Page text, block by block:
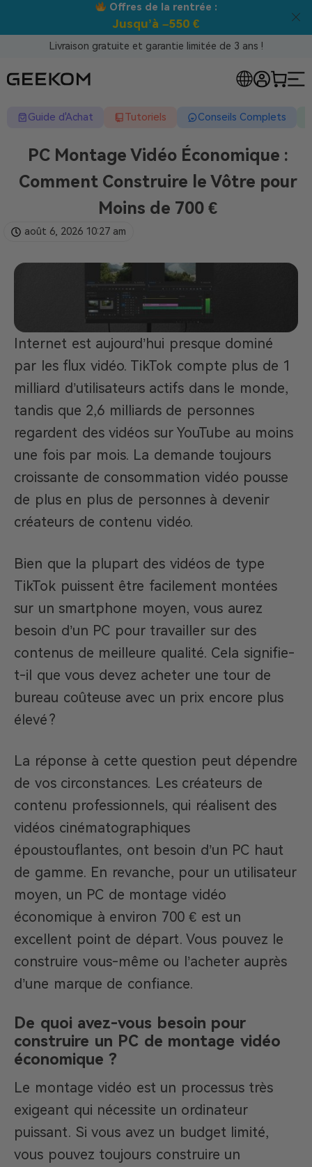
Meilleur prix garanti tous canaux !
Livraison gratuite et garantie limitée de 3 ans !
Guide d'Achat Tutoriels Conseils Complets
PC Montage Vidéo Économique :
Comment Construire le Vôtre pour
Moins de 700 €
août 6, 2026 10:27 am
Internet est aujourd’hui presque dominé
par les flux vidéo. TikTok compte plus de 1
milliard d’utilisateurs actifs dans le monde,
tandis que 2,6 milliards de personnes
regardent des vidéos sur YouTube au moins
une fois par mois. La demande toujours
croissante de consommation vidéo pousse
de plus en plus de personnes à devenir
créateurs de contenu vidéo.
Bien que la plupart des vidéos de type
TikTok puissent être facilement montées
sur un smartphone moyen, vous aurez
besoin d’un PC pour travailler sur des
contenus de meilleure qualité. Cela signifie-
t-il que vous devez acheter une tour de
bureau coûteuse avec un prix encore plus
élevé ?
La réponse à cette question peut dépendre
de vos circonstances. Les créateurs de
contenu professionnels, qui réalisent des
vidéos cinématographiques
époustouflantes, ont besoin d’un PC haut
de gamme. En revanche, pour un utilisateur
moyen, un PC de montage vidéo
économique à environ 700 € est un
excellent point de départ. Vous pouvez le
construire vous-même ou l’acheter auprès
d’une marque de confiance.
De quoi avez-vous besoin pour
construire un PC de montage vidéo
économique ?
Le montage vidéo est un processus très
exigeant qui nécessite un ordinateur
puissant. Si vous avez un budget limité,
vous pouvez toujours construire un